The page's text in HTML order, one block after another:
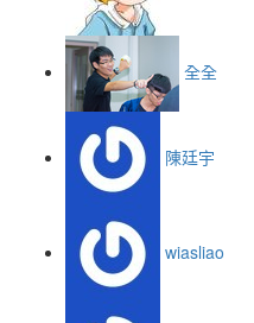
全全
陳廷宇
wiasliao